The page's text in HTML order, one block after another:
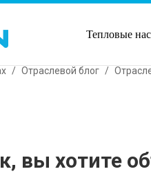
Тепловые
/ Отраслевой блог /
вы хотите